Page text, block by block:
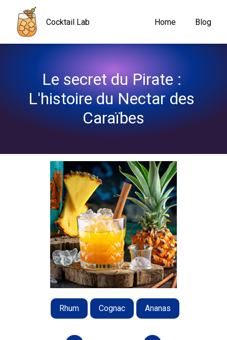
Cocktail Lab Home Blog
Le secret du Pirate :
L'histoire du Nectar des
Caraïbes
Rhum Cognac Ananas
Navigated to Le secret du Pirate : L'histoire du Nectar des